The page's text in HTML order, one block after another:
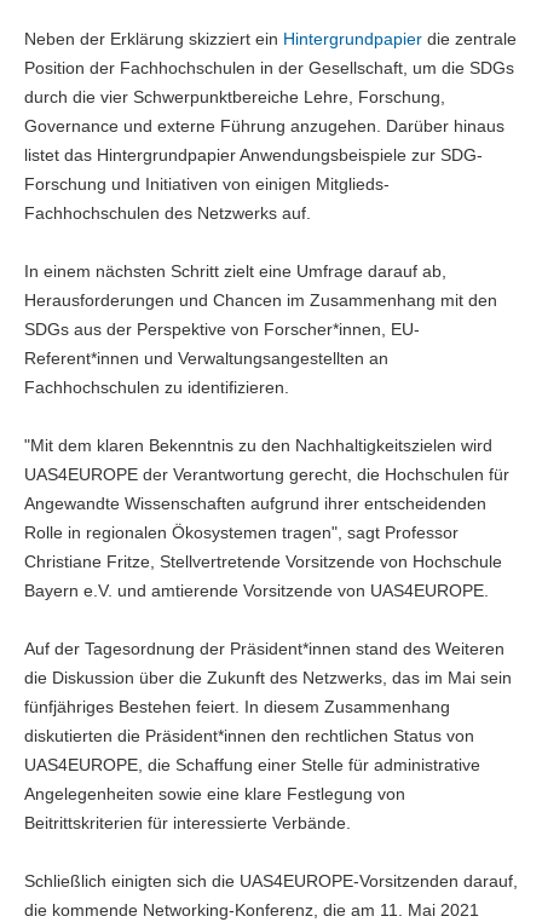
Neben der Erklärung skizziert ein Hintergrundpapier die zentrale
Position der Fachhochschulen in der Gesellschaft, um die SDGs
durch die vier Schwerpunktbereiche Lehre, Forschung,
Governance und externe Führung anzugehen. Darüber hinaus
listet das Hintergrundpapier Anwendungsbeispiele zur SDG-
Forschung und Initiativen von einigen Mitglieds-
Fachhochschulen des Netzwerks auf.
In einem nächsten Schritt zielt eine Umfrage darauf ab,
Herausforderungen und Chancen im Zusammenhang mit den
SDGs aus der Perspektive von Forscher*innen, EU-
Referent*innen und Verwaltungsangestellten an
Fachhochschulen zu identifizieren.
"Mit dem klaren Bekenntnis zu den Nachhaltigkeitszielen wird
UAS4EUROPE der Verantwortung gerecht, die Hochschulen für
Angewandte Wissenschaften aufgrund ihrer entscheidenden
Rolle in regionalen Ökosystemen tragen", sagt Professor
Christiane Fritze, Stellvertretende Vorsitzende von Hochschule
Bayern e.V. und amtierende Vorsitzende von UAS4EUROPE.
Auf der Tagesordnung der Präsident*innen stand des Weiteren
die Diskussion über die Zukunft des Netzwerks, das im Mai sein
fünfjähriges Bestehen feiert. In diesem Zusammenhang
diskutierten die Präsident*innen den rechtlichen Status von
UAS4EUROPE, die Schaffung einer Stelle für administrative
Angelegenheiten sowie eine klare Festlegung von
Beitrittskriterien für interessierte Verbände.
Schließlich einigten sich die UAS4EUROPE-Vorsitzenden darauf,
die kommende Networking-Konferenz, die am 11. Mai 2021